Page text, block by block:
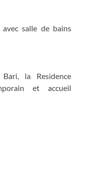
salle de bains
la Residence
et accueil
explorer la ville en
hôtel au